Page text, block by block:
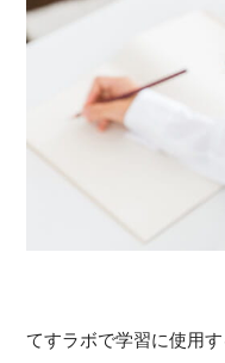
てすラボで学習に使用